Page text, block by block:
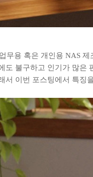
무용 혹은 개인용 NAS
도 불구하고 인기가 많은
서 이번 포스팅에서 특징